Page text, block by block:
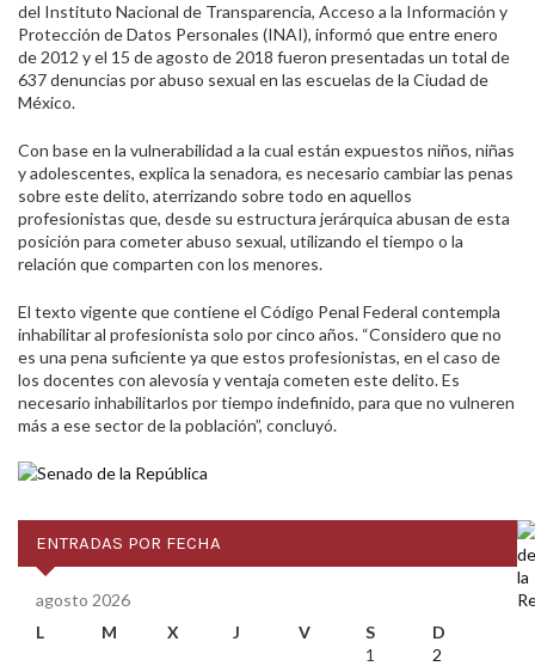
del Instituto Nacional de Transparencia, Acceso a la Información y
Protección de Datos Personales (INAI), informó que entre enero
de 2012 y el 15 de agosto de 2018 fueron presentadas un total de
637 denuncias por abuso sexual en las escuelas de la Ciudad de
México.
Con base en la vulnerabilidad a la cual están expuestos niños, niñas
y adolescentes, explica la senadora, es necesario cambiar las penas
sobre este delito, aterrizando sobre todo en aquellos
profesionistas que, desde su estructura jerárquica abusan de esta
posición para cometer abuso sexual, utilizando el tiempo o la
relación que comparten con los menores.
El texto vigente que contiene el Código Penal Federal contempla
inhabilitar al profesionista solo por cinco años. “Considero que no
es una pena suficiente ya que estos profesionistas, en el caso de
los docentes con alevosía y ventaja cometen este delito. Es
necesario inhabilitarlos por tiempo indefinido, para que no vulneren
más a ese sector de la población”, concluyó.
ENTRADAS POR FECHA
agosto 2026
L
M X J V S
D
1
2